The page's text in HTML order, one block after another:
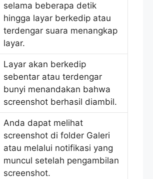
selama beberapa detik
hingga layar berkedip atau
terdengar suara menangkap
layar.
Layar akan berkedip
sebentar atau terdengar
bunyi menandakan bahwa
screenshot berhasil diambil.
Anda dapat melihat
screenshot di folder Galeri
atau melalui notifikasi yang
muncul setelah pengambilan
screenshot.